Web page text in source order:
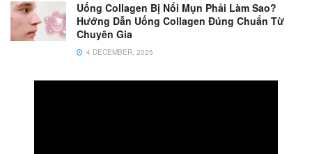
Uống Collagen Bị Nổi Mụn Phải Làm Sao?
Hướng Dẫn Uống Collagen Đúng Chuẩn Từ
Chuyên Gia
4 DECEMBER, 2025